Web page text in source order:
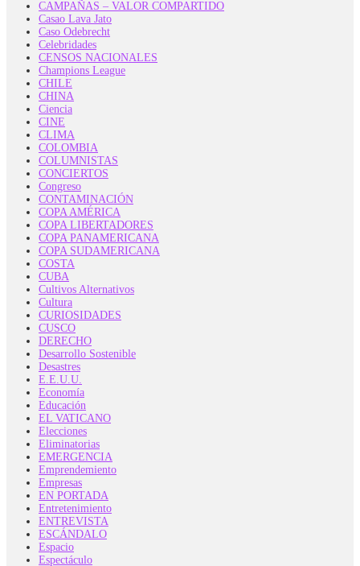
CAMPAÑAS – VALOR COMPARTIDO
Casao Lava Jato
Caso Odebrecht
Celebridades
CENSOS NACIONALES
Champions League
CHILE
CHINA
Ciencia
CINE
CLIMA
COLOMBIA
COLUMNISTAS
CONCIERTOS
Congreso
CONTAMINACIÓN
COPA AMÉRICA
COPA LIBERTADORES
COPA PANAMERICANA
COPA SUDAMERICANA
COSTA
CUBA
Cultivos Alternativos
Cultura
CURIOSIDADES
CUSCO
DERECHO
Desarrollo Sostenible
Desastres
E.E.U.U.
Economía
Educación
EL VATICANO
Elecciones
Eliminatorias
EMERGENCIA
Emprendemiento
Empresas
EN PORTADA
Entretenimiento
ENTREVISTA
ESCÁNDALO
Espacio
Espectáculo